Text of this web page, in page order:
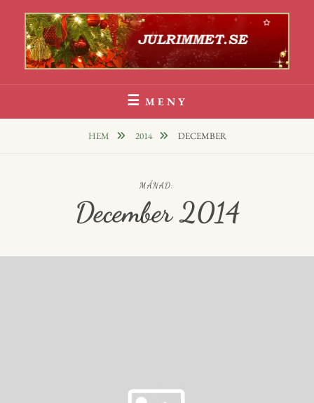
innehåll
Julrim Och Julklappsrim
MENY
HEM 2014 DECEMBER
MÅNAD:
December 2014